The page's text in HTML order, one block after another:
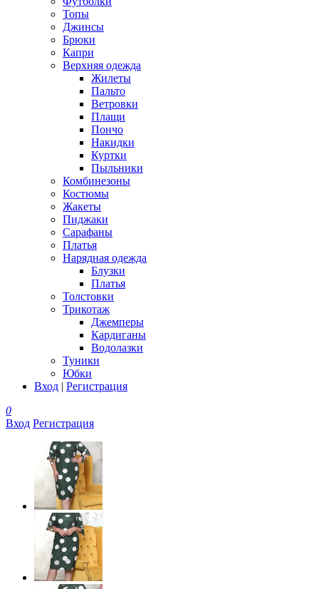
Топы
Джинсы
Брюки
Капри
Верхняя одежда
Жилеты
Пальто
Ветровки
Плащи
Пончо
Накидки
Куртки
Пыльники
Комбинезоны
Костюмы
Жакеты
Пиджаки
Сарафаны
Платья
Нарядная одежда
Блузки
Платья
Толстовки
Трикотаж
Джемперы
Кардиганы
Водолазки
Туники
Юбки
Вход | Регистрация
0
Вход Регистрация